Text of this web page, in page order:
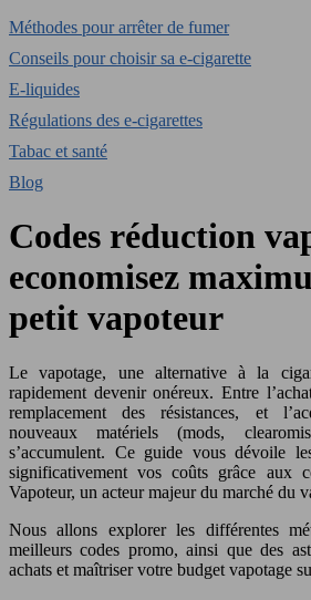
Méthodes pour arrêter de fumer
Conseils pour choisir sa e-cigarette
E-liquides
Régulations des e-cigarettes
Tabac et santé
Blog
Codes réduction
economisez
petit vapoteur
Le vapotage, une alternative à la
rapidement devenir onéreux. Entre
remplacement des résistances, et
nouveaux matériels (mods,
s’accumulent. Ce guide vous dévoile
significativement vos coûts grâce aux
Vapoteur, un acteur majeur du marché du
Nous allons explorer les différentes
meilleurs codes promo, ainsi que des
achats et maîtriser votre budget vapotage